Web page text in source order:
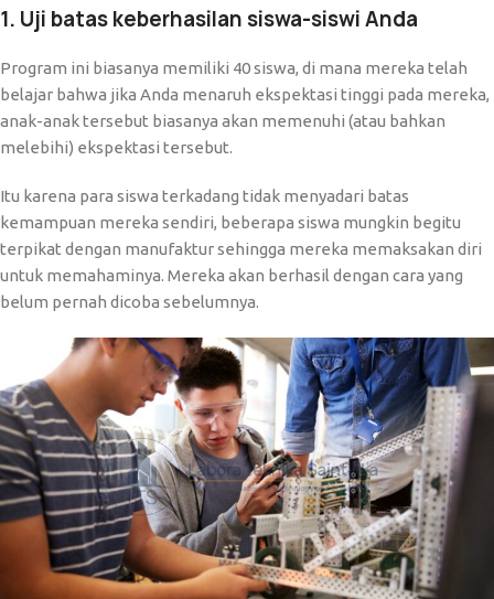
1. Uji batas keberhasilan siswa-siswi Anda
Program ini biasanya memiliki 40 siswa, di mana mereka telah
belajar bahwa jika Anda menaruh ekspektasi tinggi pada mereka,
anak-anak tersebut biasanya akan memenuhi (atau bahkan
melebihi) ekspektasi tersebut.
Itu karena para siswa terkadang tidak menyadari batas
kemampuan mereka sendiri, beberapa siswa mungkin begitu
terpikat dengan manufaktur sehingga mereka memaksakan diri
untuk memahaminya. Mereka akan berhasil dengan cara yang
belum pernah dicoba sebelumnya.